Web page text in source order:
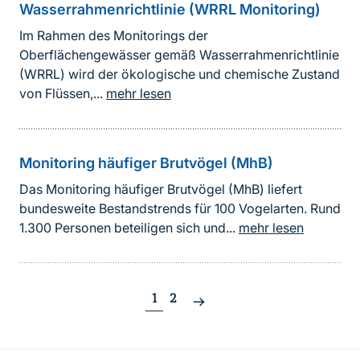
Wasserrahmenrichtlinie (WRRL Monitoring)
Im Rahmen des Monitorings der
Oberflächengewässer gemäß Wasserrahmenrichtlinie
(WRRL) wird der ökologische und chemische Zustand
von Flüssen,... mehr lesen
Monitoring häufiger Brutvögel (MhB)
Das Monitoring häufiger Brutvögel (MhB) liefert
bundesweite Bestandstrends für 100 Vogelarten. Rund
1.300 Personen beteiligen sich und... mehr lesen
1 2
Nächste
Seite